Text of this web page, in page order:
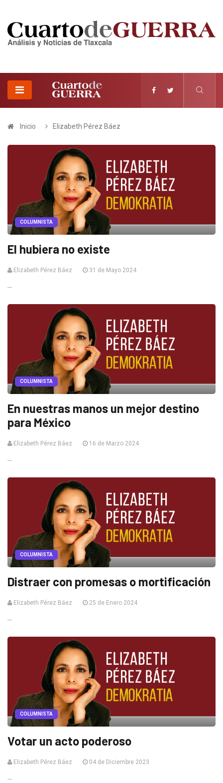
Inicio Elizabeth Pérez Báez
COLUMNISTA
El hubiera no existe
Elizabeth Pérez Báez 31 de Mayo 2024
COLUMNISTA
En nuestras manos un mejor destino
para México
Elizabeth Pérez Báez 16 de Marzo 2024
COLUMNISTA
Distraer con promesas o mortificación
Elizabeth Pérez Báez 25 de Enero 2024
COLUMNISTA
Votar un acto poderoso
Elizabeth Pérez Báez 04 de Diciembre 2023